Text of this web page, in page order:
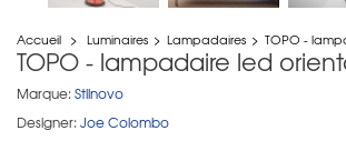
Accueil > Luminaires > Lampadaires > TOPO -
TOPO - lampadaire led
Marque: Stilnovo
Designer: Joe Colombo